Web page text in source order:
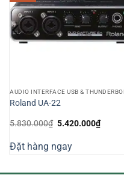
AUDIO INTERFACE USB &
Roland UA-22
5.830.000₫ Giá
5.830.000₫.
5.420.000₫Giá
hiện
Đặt hàng ngay